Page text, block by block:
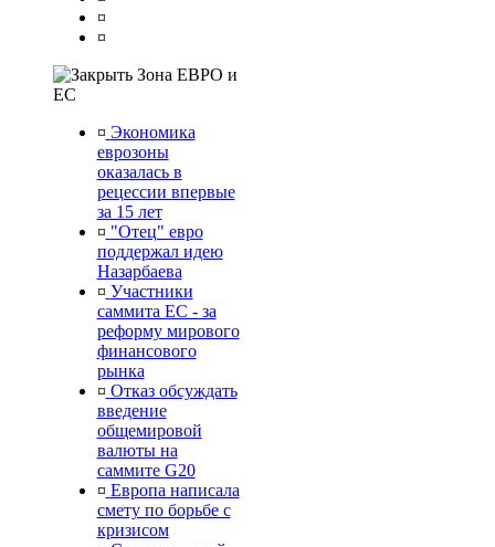
¤
¤
Зона ЕВРО и
ЕС
¤ Экономика
еврозоны
оказалась в
рецессии впервые
за 15 лет
¤ "Отец" евро
поддержал идею
Назарбаева
¤ Участники
саммита ЕС - за
реформу мирового
финансового
рынка
¤ Отказ обсуждать
введение
общемировой
валюты на
саммите G20
¤ Европа написала
смету по борьбе с
кризисом